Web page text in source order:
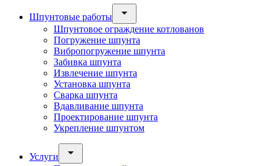
Шпунтовые работы
Шпунтовое ограждение котлованов
Погружение шпунта
Вибропогружение шпунта
Забивка шпунта
Извлечение шпунта
Установка шпунта
Сварка шпунта
Вдавливание шпунта
Проектирование шпунта
Укрепление шпунтом
Услуги